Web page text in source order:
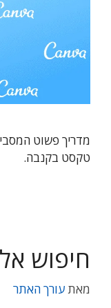
מדריך פשוט
טקסט בקנבה.
חיפוש
מאתעורך האתר